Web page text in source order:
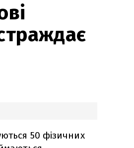
50 фізичних